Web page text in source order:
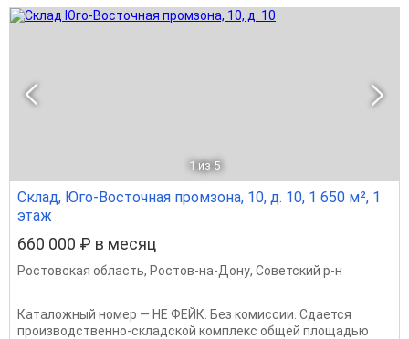
1 из 5
Склад, Юго-Восточная промзона, 10, д. 10, 1 650 м², 1
этаж
660 000 ₽ в месяц
Ростовская область, Ростов-на-Дону, Советский р-н
Каталожный номер — НЕ ФЕЙК. Без комиссии. Сдается
производственно-складской комплекс общей площадью